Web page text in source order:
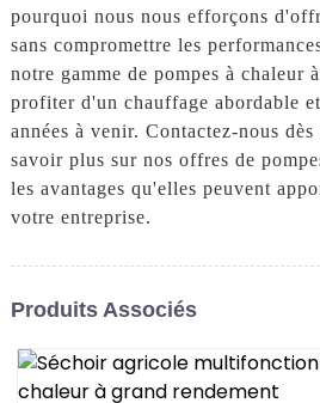
pourquoi nous nous efforçons
sans compromettre les
notre gamme de pompes à chaleur
profiter d'un chauffage abordable
années à venir. Contactez-nous
savoir plus sur nos offres de
les avantages qu'elles peuvent
votre entreprise.
Produits Associés